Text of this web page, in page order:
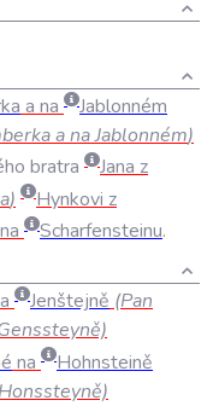
a na
Jablonném
anaJablonném)
bratra Jana z
) Hynkovi z
na Scharfensteinu.
Jenštejně (Pan
na
Hohnsteině